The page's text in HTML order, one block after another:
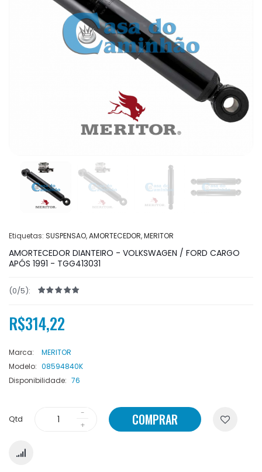
Etiquetas: SUSPENSAO,AMORTECEDOR,MERITOR
AMORTECEDOR DIANTEIRO - VOLKSWAGEN / FORD CARGO
APÓS 1991 - TGG413031
(0/5):
R$314,22
Marca:
MERITOR
Modelo: 08594840K
Disponibilidade: 76
Qtd COMPRAR